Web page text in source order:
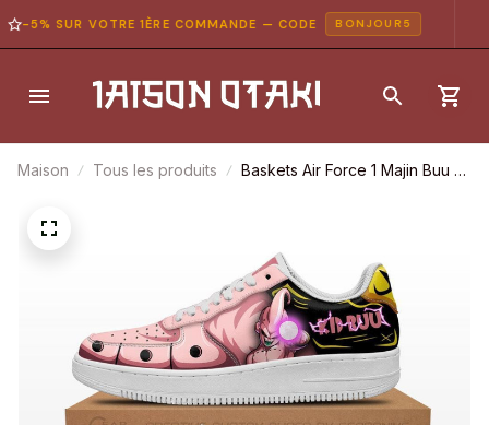
-5% SUR VOTRE 1ÈRE COMMANDE — CODE BONJOUR5
Maison Tous les produits
Baskets Air Force 1 Majin Buu –